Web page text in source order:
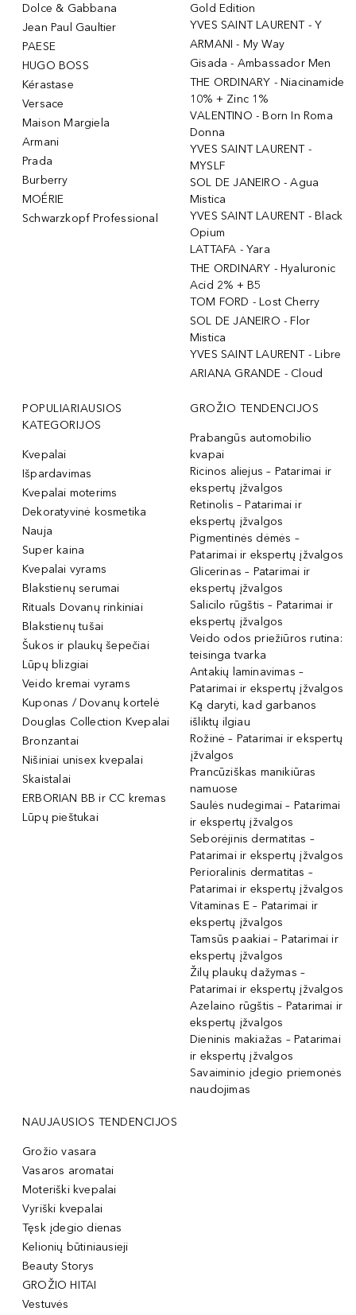
Dolce & Gabbana
Jean Paul Gaultier
PAESE
HUGO BOSS
Kérastase
Versace
Maison Margiela
Armani
Prada
Burberry
MOÉRIE
Schwarzkopf Professional
Gold Edition
YVES SAINT LAURENT - Y
ARMANI - My Way
Gisada - Ambassador Men
THE ORDINARY - Niacinamide
10% + Zinc 1%
VALENTINO - Born In Roma
Donna
YVES SAINT LAURENT -
MYSLF
SOL DE JANEIRO - Agua
Mistica
YVES SAINT LAURENT - Black
Opium
LATTAFA - Yara
THE ORDINARY - Hyaluronic
Acid 2% + B5
TOM FORD - Lost Cherry
SOL DE JANEIRO - Flor
Mistica
YVES SAINT LAURENT - Libre
ARIANA GRANDE - Cloud
POPULIARIAUSIOS
KATEGORIJOS
Kvepalai
Išpardavimas
Kvepalai moterims
Dekoratyvinė kosmetika
Nauja
Super kaina
Kvepalai vyrams
Blakstienų serumai
Rituals Dovanų rinkiniai
Blakstienų tušai
Šukos ir plaukų šepečiai
Lūpų blizgiai
Veido kremai vyrams
Kuponas / Dovanų kortelė
Douglas Collection Kvepalai
Bronzantai
Nišiniai unisex kvepalai
Skaistalai
ERBORIAN BB ir CC kremas
Lūpų pieštukai
GROŽIO TENDENCIJOS
Prabangūs automobilio
kvapai
Ricinos aliejus – Patarimai ir
ekspertų įžvalgos
Retinolis – Patarimai ir
ekspertų įžvalgos
Pigmentinės dėmės –
Patarimai ir ekspertų įžvalgos
Glicerinas – Patarimai ir
ekspertų įžvalgos
Salicilo rūgštis – Patarimai ir
ekspertų įžvalgos
Veido odos priežiūros rutina:
teisinga tvarka
Antakių laminavimas –
Patarimai ir ekspertų įžvalgos
Ką daryti, kad garbanos
išliktų ilgiau
Rožinė – Patarimai ir ekspertų
įžvalgos
Prancūziškas manikiūras
namuose
Saulės nudegimai – Patarimai
ir ekspertų įžvalgos
Seborėjinis dermatitas –
Patarimai ir ekspertų įžvalgos
Perioralinis dermatitas –
Patarimai ir ekspertų įžvalgos
Vitaminas E – Patarimai ir
ekspertų įžvalgos
Tamsūs paakiai – Patarimai ir
ekspertų įžvalgos
Žilų plaukų dažymas –
Patarimai ir ekspertų įžvalgos
Azelaino rūgštis – Patarimai ir
ekspertų įžvalgos
Dieninis makiažas – Patarimai
ir ekspertų įžvalgos
Savaiminio įdegio priemonės
naudojimas
NAUJAUSIOS TENDENCIJOS
Grožio vasara
Vasaros aromatai
Moteriški kvepalai
Vyriški kvepalai
Tęsk įdegio dienas
Kelionių būtiniausieji
Beauty Storys
GROŽIO HITAI
Vestuvės